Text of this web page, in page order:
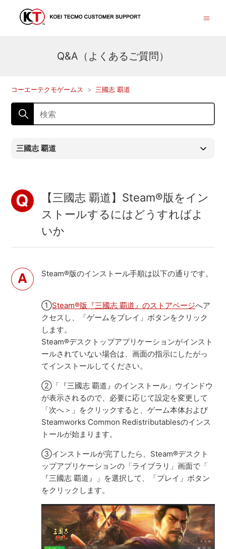
Q&A（よくあるご質問）
コーエーテクモゲームス 三國志 覇道
三國志 覇道
【三國志 覇道】Steam®版をイン
ストールするにはどうすればよ
いか
Steam®版のインストール手順は以下の通りです。
①Steam®版『三國志 覇道』のストアページへア
クセスし、「ゲームをプレイ」ボタンをクリック
します。
Steam®デスクトップアプリケーションがインスト
ールされていない場合は、画面の指示にしたがっ
てインストールしてください。
②「『三國志 覇道』のインストール」ウインドウ
が表示されるので、必要に応じて設定を変更して
「次へ＞」をクリックすると、ゲーム本体および
Steamworks Common Redistributablesのインス
トールが始まります。
③インストールが完了したら、Steam®デスクト
ップアプリケーションの「ライブラリ」画面で「
『三國志 覇道』」を選択して、「プレイ」ボタン
をクリックします。